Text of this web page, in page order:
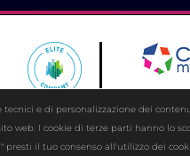
tecnici e di personalizzazione dei
web. I cookie di terze parti hanno lo
presti il tuo consenso all'utilizzo dei